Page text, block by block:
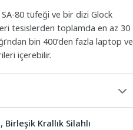
80 tüfeği ve bir dizi Glock
tesislerden toplamda en az 30
bin 400’den fazla laptop ve
içerebilir.
Krallık Silahlı